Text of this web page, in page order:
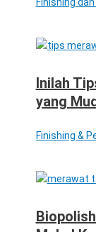
Inilah
yang
Finishing &